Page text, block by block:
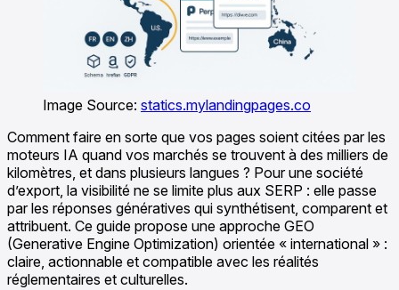
Image Source: statics.mylandingpages.co
Comment faire en sorte que vos pages soient citées par les
moteurs IA quand vos marchés se trouvent à des milliers de
kilomètres, et dans plusieurs langues ? Pour une société
d’export, la visibilité ne se limite plus aux SERP : elle passe
par les réponses génératives qui synthétisent, comparent et
attribuent. Ce guide propose une approche GEO
(Generative Engine Optimization) orientée « international » :
claire, actionnable et compatible avec les réalités
réglementaires et culturelles.